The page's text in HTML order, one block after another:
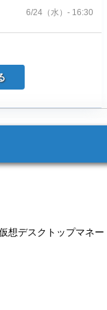
6/24（水）- 16:30
想デスクトップマネー